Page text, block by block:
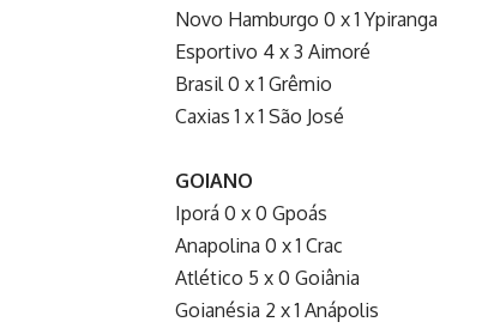
Novo Hamburgo 0 x 1 Ypiranga
Esportivo 4 x 3 Aimoré
Brasil 0 x 1 Grêmio
Caxias 1 x 1 São José
GOIANO
Iporá 0 x 0 Gpoás
Anapolina 0 x 1 Crac
Atlético 5 x 0 Goiânia
Goianésia 2 x 1 Anápolis